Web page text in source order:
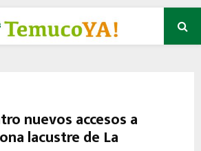
nuevos accesos a
lacustre de La